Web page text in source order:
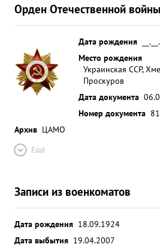
Орден Отечественной
Дата рождения
Место рождения
Украинская ССР,
Проскуров
Дата документа
Номер документа 81
Архив ЦАМО
Ещё
Записи из военкоматов
Дата рождения 18.09.1924
Дата выбытия 19.04.2007